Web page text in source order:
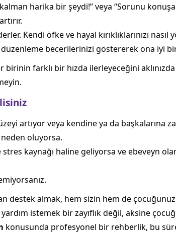
harika bir şeydi!” veya “Sorunu
Kendi öfke ve hayal kırıklıklarınızı
becerilerinizi göstererek ona iyi
farklı bir hızda ilerleyeceğini
artıyor veya kendine ya da başkalarına
oluyorsa.
kaynağı haline geliyorsa ve ebeveyn
almak, hem sizin hem de çocuğunuz
istemek bir zayıflık değil, aksine
konusunda profesyonel bir rehberlik, bu